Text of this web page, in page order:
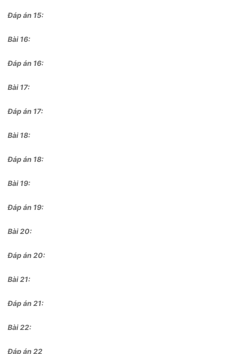
Đáp án 15:
Bài 16:
Đáp án 16:
Bài 17:
Đáp án 17:
Bài 18:
Đáp án 18:
Bài 19:
Đáp án 19:
Bài 20:
Đáp án 20:
Bài 21:
Đáp án 21:
Bài 22:
Đáp án 22